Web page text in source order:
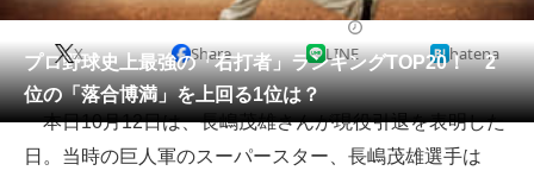
リサーチ
会員記事
メディア
注目記事を集めた総合ページ
プロ野球史上最強の「右打者」ランキングTOP20！ 2
位の「落合博満」を上回る1位は？
X Share LINE hatena
本日10月12日は、長嶋茂雄さんが現役引退を表明した
日。当時の巨人軍のスーパースター、長嶋茂雄選手は